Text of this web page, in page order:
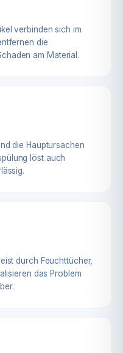
verbinden sich im
die
am Material.
die Hauptursachen
löst auch
durch Feuchttücher,
das Problem